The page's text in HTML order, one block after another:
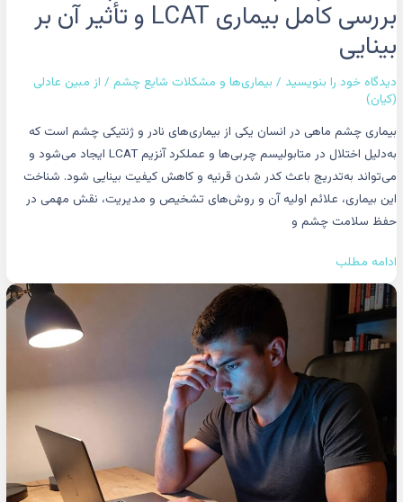
بررسی کامل بیماری LCAT و تأثیر آن بر
بینایی
دیدگاه‌ خود را بنویسید / بیماری‌ها و مشکلات شایع چشم / از مبین عادلی
(کیان)
بیماری چشم ماهی در انسان یکی از بیماری‌های نادر و ژنتیکی چشم است که
به‌دلیل اختلال در متابولیسم چربی‌ها و عملکرد آنزیم LCAT ایجاد می‌شود و
می‌تواند به‌تدریج باعث کدر شدن قرنیه و کاهش کیفیت بینایی شود. شناخت
این بیماری، علائم اولیه آن و روش‌های تشخیص و مدیریت، نقش مهمی در
حفظ سلامت چشم و
ادامه مطلب
بیماری
CSR
چشم
چیست؟
راهنمای
درباره
بیماری
چشمی